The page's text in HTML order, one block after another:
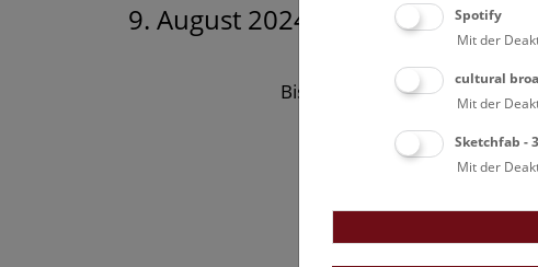
9. August 2024
Bisher keine Ergebnisse.
Spotify
Mit der
cultural
Mit der
Sketchfab -
Mit der